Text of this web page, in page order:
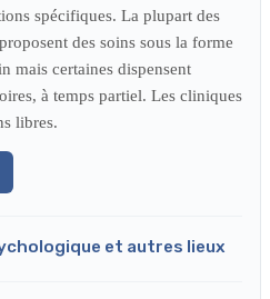
spécifiques. La plupart des
des soins sous la forme
mais certaines dispensent
à temps partiel. Les cliniques
libres.
et autres lieux